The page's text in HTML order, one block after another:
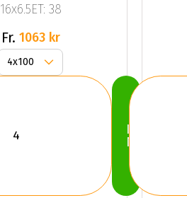
16x6.5ET: 38
Fr. 1063 kr
Köp
Nu